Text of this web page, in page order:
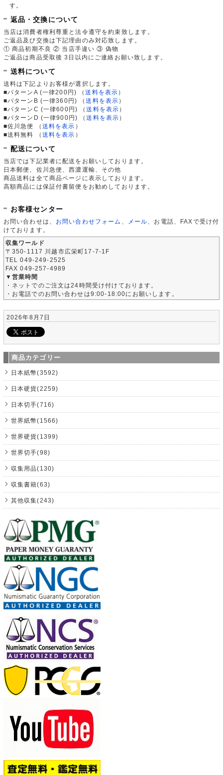
す。
返品・交換について
当店は消費者権利尊重と法令遵守を約束致します。
ご返品及び交換は下記理由のみ対応致します。
① 商品初期不良 ② 当店手違い ③ 偽物
ご返品は商品受取後 3日以内にご連絡お願い致します。
送料について
送料は下記よりお客様が選択します。
■パターンA (一律200円)
（送料を表示 ）
■パターンB (一律360円)
（送料を表示 ）
■パターンC (一律600円)
（送料を表示 ）
■パターンD (一律900円)
（送料を表示 ）
■佐川急便
（ 送料を表示 ）
■送料無料
（ 送料を表示 ）
配送について
当店では下記業者に配送をお願いしております。
日本郵便、佐川急便、西濃運輸、その他
商品送料は全て商品ページに表示しております。
高額商品には保証付書留便をお勧めしております。
お客様センター
お問い合わせは、 お問い合わせフォーム メール 、お電話、FAXで受け付
けております。
収集ワールド
〒350-1117 川越市広栄町17-7-1F
TEL 049-249-2525
FAX 049-257-4989
▼営業時間
・ネットでのご注文は24時間受け付けております。
・お電話でのお問い合わせは9:00-18:00にお願いします。
2026年8月7日
商品カテゴリー
日本紙幣(3592)
日本硬貨(2259)
日本切手(716)
世界紙幣(1566)
世界硬貨(1399)
世界切手(98)
収集用品(130)
収集書籍(63)
其他収集(243)